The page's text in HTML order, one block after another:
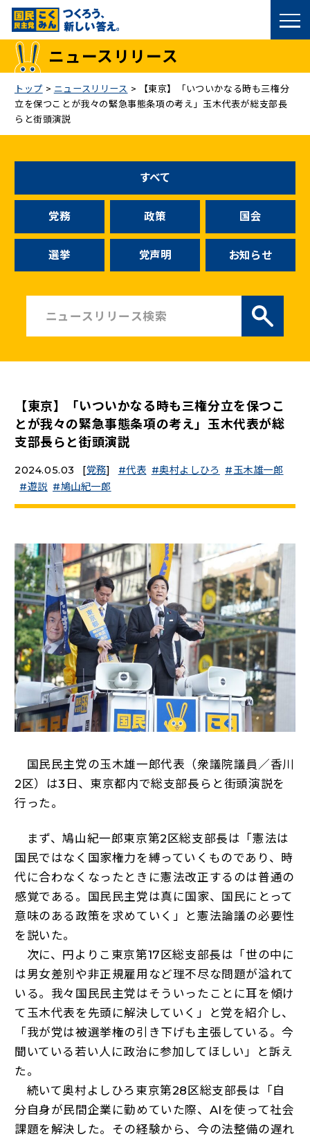
国民民主党トップ
議員
候補者公募
こくみん政治塾
党基本情報
参加・サポート
TEAMこくみんうさぎ （新しいタブで開く）
こくみんオンラインスクール（新しいタブで開く）
二次創作ガイドライン（新しいタブで開く）
プライバシーポリシー
特定商取引法に基づく表記
ニュースリリース
トップ > ニュースリリース >
【東京】「いついかなる時も三権分
立を保つことが我々の緊急事態条項の考え」玉木代表が総支部長
らと街頭演説
すべて
党務 政策 国会
選挙 党声明 お知らせ
【東京】「いついかなる時も三権分立を保つこ
とが我々の緊急事態条項の考え」玉木代表が総
支部長らと街頭演説
2024.05.03 [党務] 代表 奥村よしひろ
玉木雄一郎
遊説
鳩山紀一郎
国民民主党の玉木雄一郎代表（衆議院議員／香川
2区）は3日、東京都内で総支部長らと街頭演説を
行った。
まず、鳩山紀一郎東京第2区総支部長は「憲法は
国民ではなく国家権力を縛っていくものであり、時
代に合わなくなったときに憲法改正するのは普通の
感覚である。国民民主党は真に国家、国民にとって
意味のある政策を求めていく」と憲法論議の必要性
を説いた。
次に、円よりこ東京第17区総支部長は「世の中に
は男女差別や非正規雇用など理不尽な問題が溢れて
いる。我々国民民主党はそういったことに耳を傾け
て玉木代表を先頭に解決していく」と党を紹介し、
「我が党は被選挙権の引き下げも主張している。今
聞いている若い人に政治に参加してほしい」と訴え
た。
続いて奥村よしひろ東京第28区総支部長は「自
分自身が民間企業に勤めていた際、AIを使って社会
課題を解決した。その経験から、今の法整備の遅れ